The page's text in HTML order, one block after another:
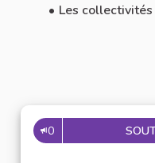
Les
0